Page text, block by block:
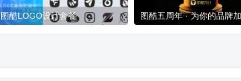
图酷LOGO设计套餐 图酷五周年 · 为你的品牌